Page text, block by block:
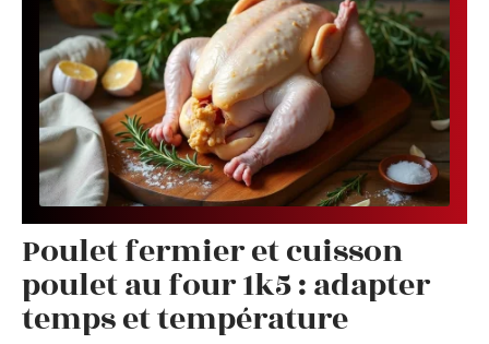
Poulet fermier et cuisson
poulet au four 1k5 : adapter
temps et température